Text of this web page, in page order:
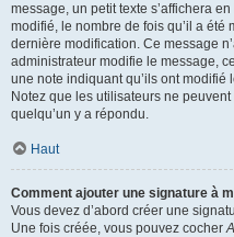
message, un petit texte s’affichera
modifié, le nombre de fois qu’il a été
dernière modification. Ce message
administrateur modifie le message,
une note indiquant qu’ils ont
Notez que les utilisateurs ne
quelqu’un y a répondu.
Haut
Comment ajouter une signature à
Vous devez d’abord créer une
Une fois créée, vous pouvez cocher